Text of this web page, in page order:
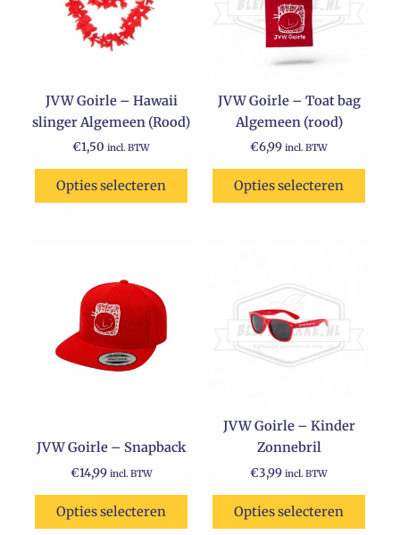
JVW Goirle – Hawaii
slinger Algemeen (Rood)
€1,50 incl. BTW
Opties selecteren
JVW Goirle – Toat bag
Algemeen (rood)
€6,99 incl. BTW
Opties selecteren
JVW Goirle – Snapback
€14,99 incl. BTW
Opties selecteren
JVW Goirle – Kinder
Zonnebril
€3,99 incl. BTW
Opties selecteren